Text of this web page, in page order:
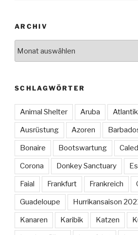
ARCHIV
SCHLAGWÖRTER
Animal Shelter Aruba
Ausrüstung Azoren
Bonaire Bootswartung
Corona Donkey Sanctuary
Faial Frankfurt Frankreich
Guadeloupe Hurrikansaison
Kanaren Karibik Katzen